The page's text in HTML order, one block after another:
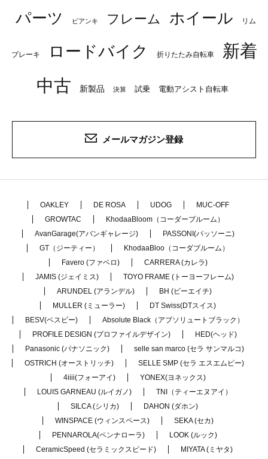
パーツ ビアンキ フレーム ホイール リム
ブレーキ ロードバイク 折りたたみ自転車
新着
中古
新製品 決算 試乗 電動アシスト自転車
メールマガジン登録
OAKLEY DE ROSA UDOG
MUC-OFF
GROWTAC
KhodaaBloom（コーダーブルーム）
AvanGarage(アバンギャレージ)
PASSONI(パッソーニ)
GT（ジーティー）
KhodaaBloo（コーダブルーム）
Favero (ファベロ)
CARRERA (カレラ)
JAMIS (ジェイミス)
TOYO FRAME (トーヨーフレーム)
ARUNDEL (アランデル)
BH (ビーエイチ)
MULLER (ミューラー)
DT Swiss(DTスイス)
BESV(ベスビー)
Absolute Black（アブソリュートブラック）
PROFILE DESIGN (プロファイルデザイン)
HED(ヘッド)
Panasonic (パナソニック)
selle san marco (セラ サンマルコ)
OSTRICH (オーストリッチ)
SELLE SMP (セラ エスエムピー)
4iiii(フォーアイ)
YONEX(ヨネックス)
LOUIS GARNEAU (ルイガノ)
TNI（ティーエヌアイ）
SILCA (シリカ)
DAHON (ダホン)
WINSPACE (ウィンスペース)
SEKA (セカ)
PENNAROLA(ペンナローラ)
LOOK (ルック)
CeramicSpeed (セラミックスピード)
MIYATA (ミヤタ)